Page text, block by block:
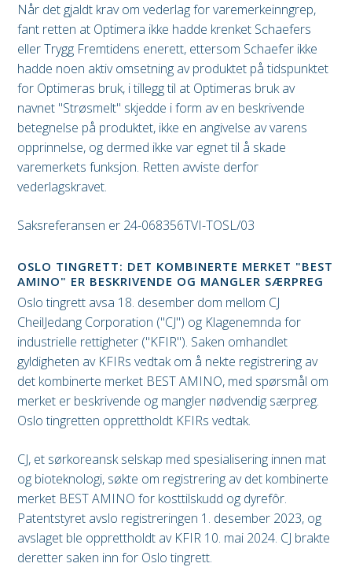
Når det gjaldt krav om vederlag for varemerkeinngrep,
fant retten at Optimera ikke hadde krenket Schaefers
eller Trygg Fremtidens enerett, ettersom Schaefer ikke
hadde noen aktiv omsetning av produktet på tidspunktet
for Optimeras bruk, i tillegg til at Optimeras bruk av
navnet "Strøsmelt" skjedde i form av en beskrivende
betegnelse på produktet, ikke en angivelse av varens
opprinnelse, og dermed ikke var egnet til å skade
varemerkets funksjon. Retten avviste derfor
vederlagskravet.
Saksreferansen er 24-068356TVI-TOSL/03
OSLO TINGRETT: DET KOMBINERTE MERKET "BEST
AMINO" ER BESKRIVENDE OG MANGLER SÆRPREG
Oslo tingrett avsa 18. desember dom mellom CJ
CheilJedang Corporation ("CJ") og Klagenemnda for
industrielle rettigheter ("KFIR"). Saken omhandlet
gyldigheten av KFIRs vedtak om å nekte registrering av
det kombinerte merket BEST AMINO, med spørsmål om
merket er beskrivende og mangler nødvendig særpreg.
Oslo tingretten opprettholdt KFIRs vedtak.
CJ, et sørkoreansk selskap med spesialisering innen mat
og bioteknologi, søkte om registrering av det kombinerte
merket BEST AMINO for kosttilskudd og dyrefôr.
Patentstyret avslo registreringen 1. desember 2023, og
avslaget ble opprettholdt av KFIR 10. mai 2024. CJ brakte
deretter saken inn for Oslo tingrett.